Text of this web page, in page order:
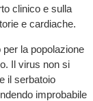
clinico e sulla
e cardiache.
per la popolazione
Il virus non si
il serbatoio
improbabile